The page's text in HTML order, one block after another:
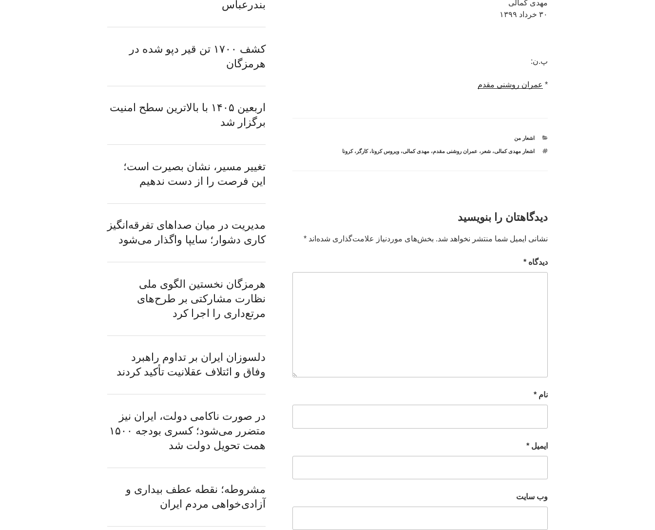
مهدی کمالی
۳۰ خرداد ۱۳۹۹
پ.ن:
* عمران روشنی مقدم
دسته‌ها
اشعار من
برچسب‌ها
اشعار مهدی کمالی،شعر ، عمران روشنی مقدم،مهدی کمالی،ویروس کرونا،کارگر ،کرونا
دیدگاهتان را بنویسید
نشانی ایمیل شما منتشر نخواهد شد. بخش‌های موردنیاز علامت‌گذاری شده‌اند *
دیدگاه *
نام *
ایمیل *
وب‌ سایت
بندرعباس
کشف ۱۷۰۰ تن قیر دپو شده در
هرمزگان
اربعین ۱۴۰۵ با بالاترین سطح امنیت
برگزار شد
تغییر مسیر، نشان بصیرت است؛
این فرصت را از دست ندهیم
مدیریت در میان صداهای تفرقه‌انگیز
کاری دشوار؛ سایپا واگذار می‌شود
هرمزگان نخستین الگوی ملی
نظارت مشارکتی بر طرح‌های
مرتع‌داری را اجرا کرد
دلسوزان ایران بر تداوم راهبرد
وفاق و ائتلاف عقلانیت تأکید کردند
در صورت ناکامی دولت، ایران نیز
متضرر می‌شود؛ کسری بودجه ۱۵۰۰
همت تحویل دولت شد
مشروطه؛ نقطه عطف بیداری و
آزادی‌خواهی مردم ایران